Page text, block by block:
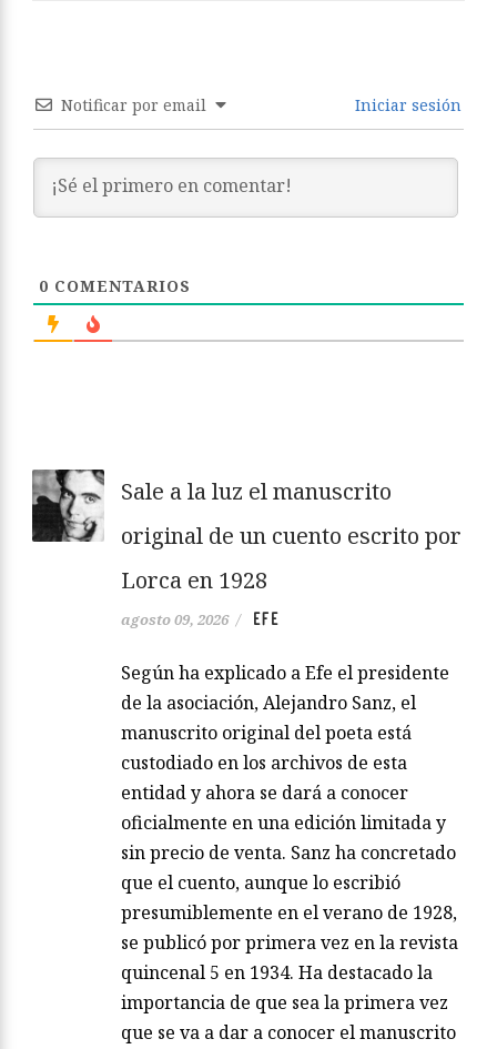
Notificar por email Iniciar sesión
0 COMENTARIOS
Sale a la luz el manuscrito
original de un cuento escrito por
Lorca en 1928
agosto 09, 2026 / EFE
Según ha explicado a Efe el presidente
de la asociación, Alejandro Sanz, el
manuscrito original del poeta está
custodiado en los archivos de esta
entidad y ahora se dará a conocer
oficialmente en una edición limitada y
sin precio de venta. Sanz ha concretado
que el cuento, aunque lo escribió
presumiblemente en el verano de 1928,
se publicó por primera vez en la revista
quincenal 5 en 1934. Ha destacado la
importancia de que sea la primera vez
que se va a dar a conocer el manuscrito